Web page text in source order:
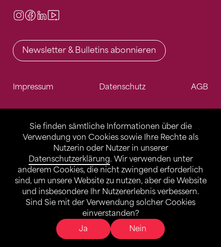
Sie finden sämtliche Informationen über die
Verwendung von Cookies sowie Ihre Rechte als
Nutzerin oder Nutzer in unserer
Datenschutzerklärung. Wir verwenden unter
anderem Cookies, die nicht zwingend erforderlich
sind, um unsere Website zu nutzen, aber die Website
und insbesondere Ihr Nutzererlebnis verbessern.
Sind Sie mit der Verwendung solcher Cookies
einverstanden?
Ja
Nein
Instagram
Facebook
LinkedIn
Newsletter & Bulletins abonnieren
Impressum Datenschutz AGB